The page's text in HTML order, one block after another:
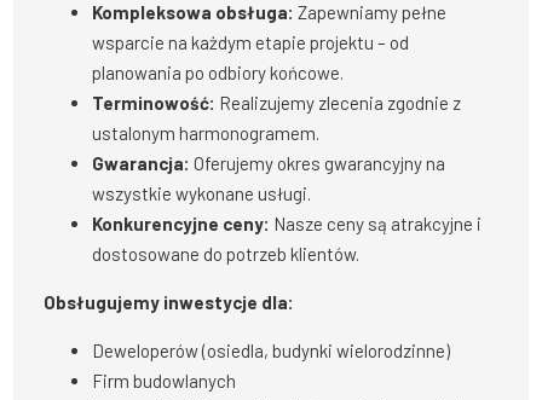
Kompleksowa obsługa: Zapewniamy pełne
wsparcie na każdym etapie projektu – od
planowania po odbiory końcowe.
Terminowość: Realizujemy zlecenia zgodnie z
ustalonym harmonogramem.
Gwarancja: Oferujemy okres gwarancyjny na
wszystkie wykonane usługi.
Konkurencyjne ceny: Nasze ceny są atrakcyjne i
dostosowane do potrzeb klientów.
Obsługujemy inwestycje dla:
Deweloperów (osiedla, budynki wielorodzinne)
Firm budowlanych